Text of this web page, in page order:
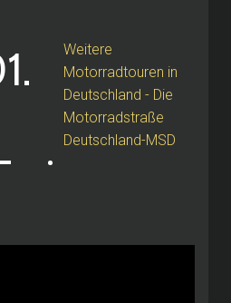
Weitere
Motorradtouren in
Deutschland - Die
Motorradstraße
Deutschland-MSD